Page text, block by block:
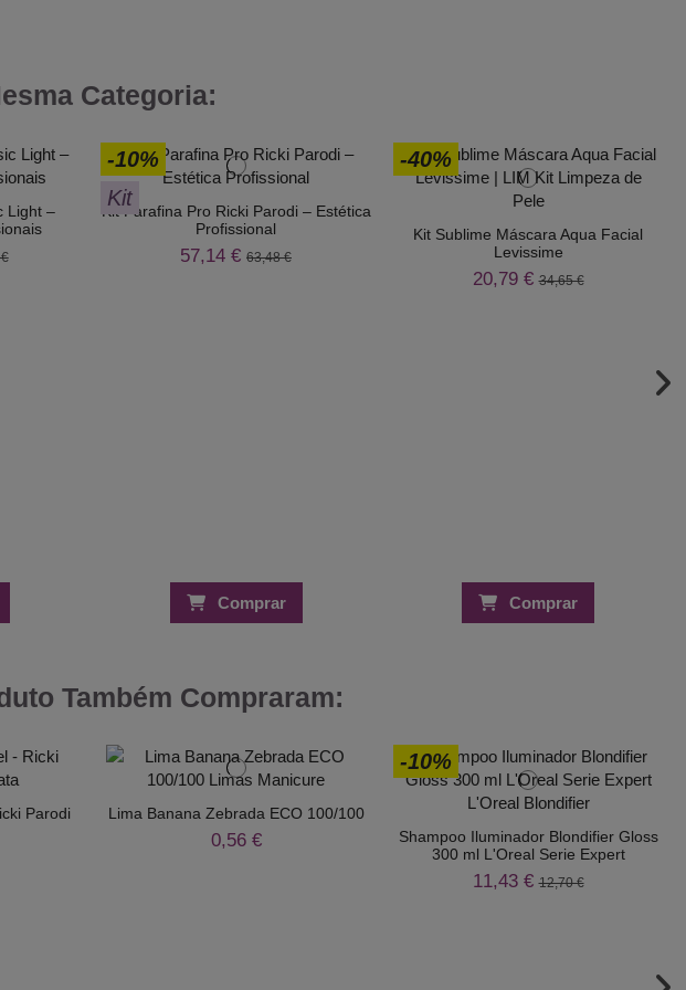
Categoria:
Light –
-10%
Kit
Kit Parafina Pro Ricki Parodi – Estética
Profissional
57,14 €63,48 €
Comprar
-40%
Kit Sublime Máscara Aqua Facial
Levissime
20,79 €34,65 €
Comprar
Também Compraram:
Parodi Lima Banana Zebrada ECO 100/100
0,56 €
-10%
Shampoo Iluminador Blondifier Gloss
300 ml L'Oreal Serie Expert
11,43 €12,70 €